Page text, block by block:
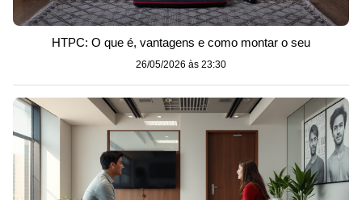
HTPC: O que é, vantagens e como montar o seu
26/05/2026 às 23:30